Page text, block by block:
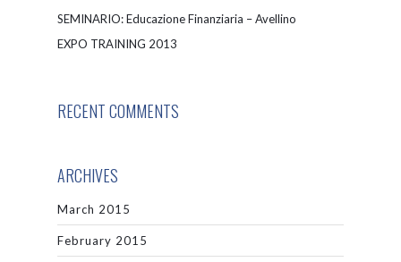
SEMINARIO: Educazione Finanziaria – Avellino
EXPO TRAINING 2013
RECENT COMMENTS
ARCHIVES
March 2015
February 2015